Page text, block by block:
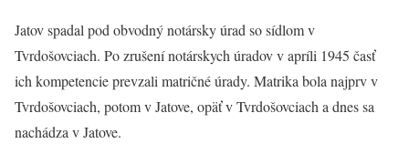
Jatov spadal pod obvodný notársky úrad so sídlom v
Tvrdošovciach. Po zrušení notárskych úradov v apríli 1945 časť
ich kompetencie prevzali matričné úrady. Matrika bola najprv v
Tvrdošovciach, potom v Jatove, opäť v Tvrdošovciach a dnes sa
nachádza v Jatove.